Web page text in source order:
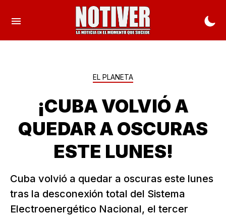
EL PLANETA
¡CUBA VOLVIÓ A
QUEDAR A OSCURAS
ESTE LUNES!
Cuba volvió a quedar a oscuras este lunes
tras la desconexión total del Sistema
Electroenergético Nacional, el tercer